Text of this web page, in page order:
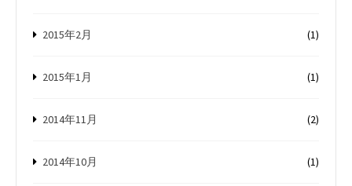
2015年2月 (1)
2015年1月 (1)
2014年11月 (2)
2014年10月 (1)